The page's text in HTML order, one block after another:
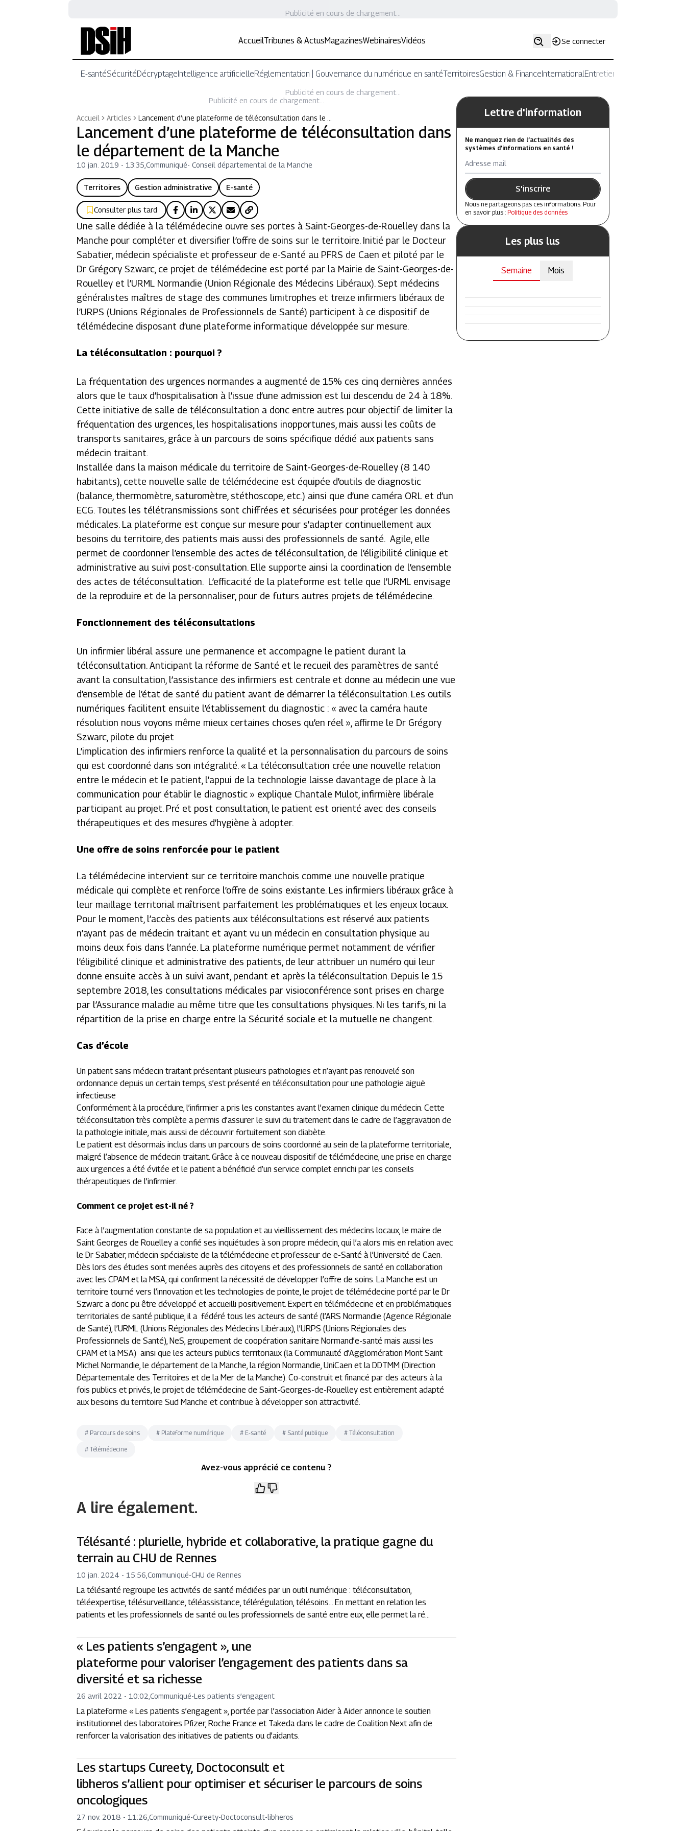
Publicité en cours de chargement...
AccueilTribunes & ActusMagazinesWebinairesVidéos Se connecter
E-santéSécuritéDécryptageIntelligence artificielleRéglementation | Gouvernance du numérique en santéTerritoiresGestion & FinanceInternationalEntretiens
Publicité en cours de chargement...
Publicité en cours de chargement...
Accueil
Articles Lancement d’une plateforme de téléconsultation dans le …
Lancement d’une plateforme de téléconsultation dans
le département de la Manche
10 jan. 2019 - 13:35 ,Communiqué-Conseil départemental de la Manche
Territoires Gestion administrative E-santé
Consulter plus tard
Une salle dédiée à la télémédecine ouvre ses portes à Saint-Georges-de-Rouelley dans la
Manche pour compléter et diversifier l’offre de soins sur le territoire. Initié par le Docteur
Sabatier, médecin spécialiste et professeur de e-Santé au PFRS de Caen et piloté par le
Dr Grégory Szwarc, ce projet de télémédecine est porté par la Mairie de Saint-Georges-de-
Rouelley et l’URML Normandie (Union Régionale des Médecins Libéraux). Sept médecins
généralistes maîtres de stage des communes limitrophes et treize infirmiers libéraux de
l’URPS (Unions Régionales de Professionnels de Santé) participent à ce dispositif de
télémédecine disposant d’une plateforme informatique développée sur mesure.
La téléconsultation : pourquoi ?
La fréquentation des urgences normandes a augmenté de 15% ces cinq dernières années
alors que le taux d’hospitalisation à l’issue d’une admission est lui descendu de 24 à 18%.
Cette initiative de salle de téléconsultation a donc entre autres pour objectif de limiter la
fréquentation des urgences, les hospitalisations inopportunes, mais aussi les coûts de
transports sanitaires, grâce à un parcours de soins spécifique dédié aux patients sans
médecin traitant.
Installée dans la maison médicale du territoire de Saint-Georges-de-Rouelley (8 140
habitants), cette nouvelle salle de télémédecine est équipée d’outils de diagnostic
(balance, thermomètre, saturomètre, stéthoscope, etc.) ainsi que d’une caméra ORL et d’un
ECG. Toutes les télétransmissions sont chiffrées et sécurisées pour protéger les données
médicales. La plateforme est conçue sur mesure pour s’adapter continuellement aux
besoins du territoire, des patients mais aussi des professionnels de santé. Agile, elle
permet de coordonner l’ensemble des actes de téléconsultation, de l’éligibilité clinique et
administrative au suivi post-consultation. Elle supporte ainsi la coordination de l’ensemble
des actes de téléconsultation. L’efficacité de la plateforme est telle que l’URML envisage
de la reproduire et de la personnaliser, pour de futurs autres projets de télémédecine.
Fonctionnement des téléconsultations
Un infirmier libéral assure une permanence et accompagne le patient durant la
téléconsultation. Anticipant la réforme de Santé et le recueil des paramètres de santé
avant la consultation, l’assistance des infirmiers est centrale et donne au médecin une vue
d’ensemble de l’état de santé du patient avant de démarrer la téléconsultation. Les outils
numériques facilitent ensuite l’établissement du diagnostic : « avec la caméra haute
résolution nous voyons même mieux certaines choses qu’en réel », affirme le Dr Grégory
Szwarc, pilote du projet
L’implication des infirmiers renforce la qualité et la personnalisation du parcours de soins
qui est coordonné dans son intégralité. « La téléconsultation crée une nouvelle relation
entre le médecin et le patient, l’appui de la technologie laisse davantage de place à la
communication pour établir le diagnostic » explique Chantale Mulot, infirmière libérale
participant au projet. Pré et post consultation, le patient est orienté avec des conseils
thérapeutiques et des mesures d’hygiène à adopter.
Une offre de soins renforcée pour le patient
La télémédecine intervient sur ce territoire manchois comme une nouvelle pratique
médicale qui complète et renforce l’offre de soins existante. Les infirmiers libéraux grâce à
leur maillage territorial maîtrisent parfaitement les problématiques et les enjeux locaux.
Pour le moment, l’accès des patients aux téléconsultations est réservé aux patients
n’ayant pas de médecin traitant et ayant vu un médecin en consultation physique au
moins deux fois dans l’année. La plateforme numérique permet notamment de vérifier
l’éligibilité clinique et administrative des patients, de leur attribuer un numéro qui leur
donne ensuite accès à un suivi avant, pendant et après la téléconsultation. Depuis le 15
septembre 2018, les consultations médicales par visioconférence sont prises en charge
par l’Assurance maladie au même titre que les consultations physiques. Ni les tarifs, ni la
répartition de la prise en charge entre la Sécurité sociale et la mutuelle ne changent.
Cas d’école
Un patient sans médecin traitant présentant plusieurs pathologies et n’ayant pas renouvelé son
ordonnance depuis un certain temps, s’est présenté en téléconsultation pour une pathologie aiguë
infectieuse
Conformément à la procédure, l’infirmier a pris les constantes avant l’examen clinique du médecin. Cette
téléconsultation très complète a permis d’assurer le suivi du traitement dans le cadre de l’aggravation de
la pathologie initiale, mais aussi de découvrir fortuitement son diabète.
Le patient est désormais inclus dans un parcours de soins coordonné au sein de la plateforme territoriale,
malgré l’absence de médecin traitant. Grâce à ce nouveau dispositif de télémédecine, une prise en charge
aux urgences a été évitée et le patient a bénéficié d’un service complet enrichi par les conseils
thérapeutiques de l’infirmier.
Comment ce projet est-il né ?
Face à l’augmentation constante de sa population et au vieillissement des médecins locaux, le maire de
Saint Georges de Rouelley a confié ses inquiétudes à son propre médecin, qui l’a alors mis en relation avec
le Dr Sabatier, médecin spécialiste de la télémédecine et professeur de e-Santé à l’Université de Caen.
Dès lors des études sont menées auprès des citoyens et des professionnels de santé en collaboration
avec les CPAM et la MSA, qui confirment la nécessité de développer l’offre de soins. La Manche est un
territoire tourné vers l’innovation et les technologies de pointe, le projet de télémédecine porté par le Dr
Szwarc a donc pu être développé et accueilli positivement. Expert en télémédecine et en problématiques
territoriales de santé publique, il a fédéré tous les acteurs de santé (l’ARS Normandie (Agence Régionale
de Santé), l’URML (Unions Régionales des Médecins Libéraux), l’URPS (Unions Régionales des
Professionnels de Santé), NeS, groupement de coopération sanitaire Normand’e-santé mais aussi les
CPAM et la MSA) ainsi que les acteurs publics territoriaux (la Communauté d’Agglomération Mont Saint
Michel Normandie, le département de la Manche, la région Normandie, UniCaen et la DDTMM (Direction
Départementale des Territoires et de la Mer de la Manche). Co-construit et financé par des acteurs à la
fois publics et privés, le projet de télémédecine de Saint-Georges-de-Rouelley est entièrement adapté
aux besoins du territoire Sud Manche et contribue à développer son attractivité.
# Parcours de soins # Plateforme numérique # E-santé # Santé publique #Téléconsultation
#Télémédecine
Avez-vous apprécié ce contenu ?
A lire également.
Télésanté : plurielle, hybride et collaborative, la pratique gagne du
terrain au CHU de Rennes
10 jan. 2024 - 15:56 ,Communiqué-CHU de Rennes
La télésanté regroupe les activités de santé médiées par un outil numérique : téléconsultation,
téléexpertise, télésurveillance, téléassistance, télérégulation, télésoins... En mettant en relation les
patients et les professionnels de santé ou les professionnels de santé entre eux, elle permet la ré...
« Les patients s’engagent », une
plateforme pour valoriser l’engagement des patients dans sa
diversité et sa richesse
26 avril 2022 - 10:02 ,Communiqué-Les patients s’engagent
La plateforme « Les patients s’engagent », portée par l’association Aider à Aider annonce le soutien
institutionnel des laboratoires Pfizer, Roche France et Takeda dans le cadre de Coalition Next afin de
renforcer la valorisation des initiatives de patients ou d’aidants.
Les startups Cureety, Doctoconsult et
libheros s’allient pour optimiser et sécuriser le parcours de soins
oncologiques
27 nov. 2018 - 11:26 ,Communiqué-Cureety-Doctoconsult-libheros
Lettre d'information
Ne manquez rien de l’actualités des
systèmes d’informations en santé !
Adresse mail
S'inscrire
Nous ne partageons pas ces informations. Pour
en savoir plus : Politique des données
Les plus lus
Semaine Mois